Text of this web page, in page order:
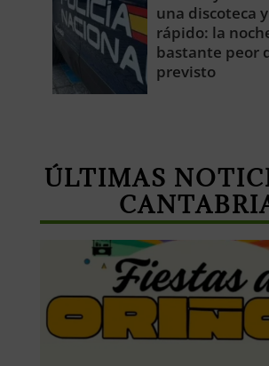
una discoteca
rápido: la
bastante peor
previsto
ÚLTIMAS